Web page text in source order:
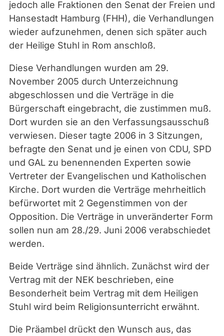
jedoch alle Fraktionen den Senat der Freien und
Hansestadt Hamburg (FHH), die Verhandlungen
wieder aufzunehmen, denen sich später auch
der Heilige Stuhl in Rom anschloß.
Diese Verhandlungen wurden am 29.
November 2005 durch Unterzeichnung
abgeschlossen und die Verträge in die
Bürgerschaft eingebracht, die zustimmen muß.
Dort wurden sie an den Verfassungsausschuß
verwiesen. Dieser tagte 2006 in 3 Sitzungen,
befragte den Senat und je einen von CDU, SPD
und GAL zu benennenden Experten sowie
Vertreter der Evangelischen und Katholischen
Kirche. Dort wurden die Verträge mehrheitlich
befürwortet mit 2 Gegenstimmen von der
Opposition. Die Verträge in unveränderter Form
sollen nun am 28./29. Juni 2006 verabschiedet
werden.
Beide Verträge sind ähnlich. Zunächst wird der
Vertrag mit der NEK beschrieben, eine
Besonderheit beim Vertrag mit dem Heiligen
Stuhl wird beim Religionsunterricht erwähnt.
Die Präambel drückt den Wunsch aus, das